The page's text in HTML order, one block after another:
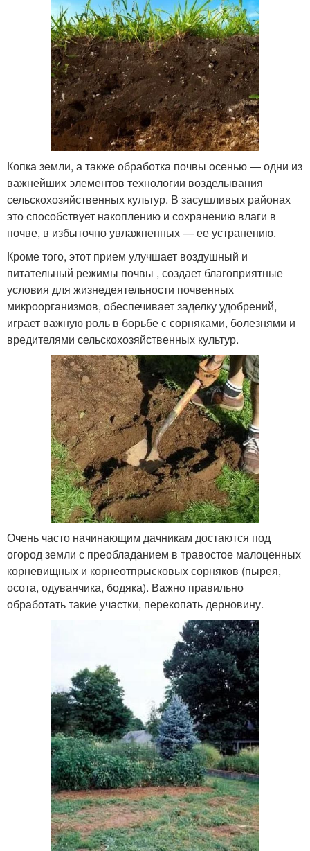
Копка земли, а также обработка почвы осенью — одни из
важнейших элементов технологии возделывания
сельскохозяйственных культур. В засушливых районах
это способствует накоплению и сохранению влаги в
почве, в избыточно увлажненных — ее устранению.
Кроме того, этот прием улучшает воздушный и
питательный режимы почвы , создает благоприятные
условия для жизнедеятельности почвенных
микроорганизмов, обеспечивает заделку удобрений,
играет важную роль в борьбе с сорняками, болезнями и
вредителями сельскохозяйственных культур.
Очень часто начинающим дачникам достаются под
огород земли с преобладанием в травостое малоценных
корневищных и корнеотпрысковых сорняков (пырея,
осота, одуванчика, бодяка). Важно правильно
обработать такие участки, перекопать дерновину.